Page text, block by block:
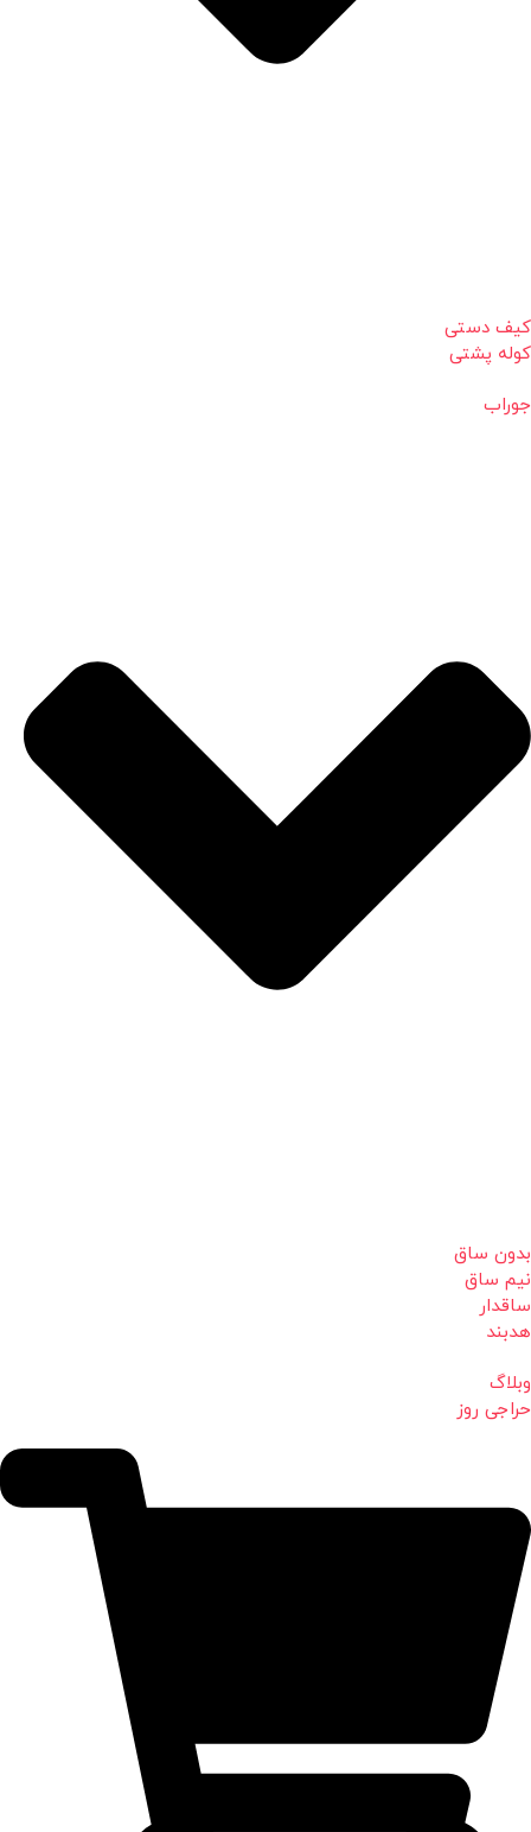
کیف دستی
کوله پشتی
جوراب
بدون ساق
نیم ساق
ساقدار
هدبند
وبلاگ
حراجی روز